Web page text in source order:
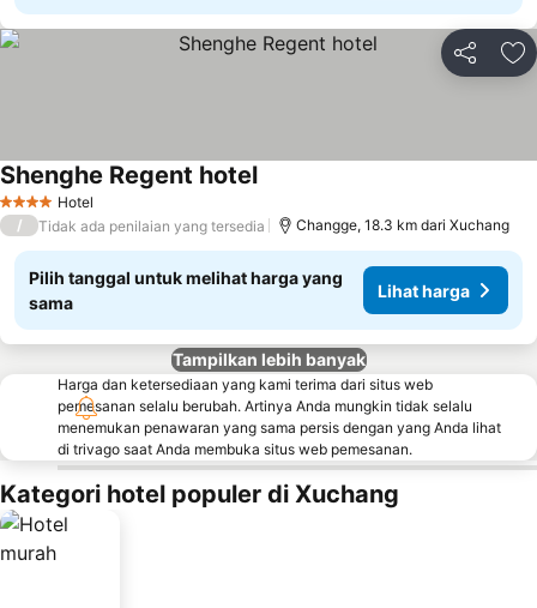
Bagikan
4 BintangHotel
Shenghe Regent hotel
/ Tidak ada penilaian yang tersedia Changge, 18.3 km dari Xuchang
Pilih tanggal untuk melihat harga yang
sama
Lihat harga
Tampilkan lebih banyak
Harga dan ketersediaan yang kami terima dari situs web
pemesanan selalu berubah. Artinya Anda mungkin tidak selalu
menemukan penawaran yang sama persis dengan yang Anda lihat
di trivago saat Anda membuka situs web pemesanan.
Kategori hotel populer di Xuchang